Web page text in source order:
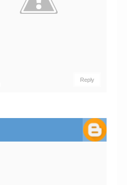
Reply